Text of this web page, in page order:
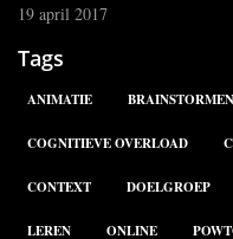
19 april 2017
Tags
ANIMATIE BRAINSTORMEN
COGNITIEVE OVERLOAD
CONTEXT DOELGROEP
LEREN ONLINE